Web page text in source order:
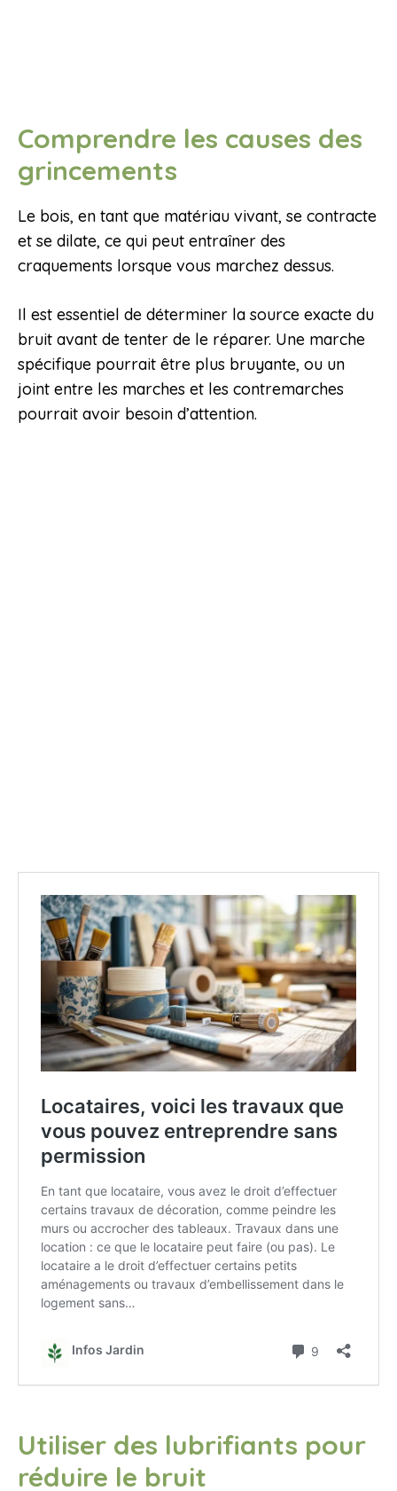
Comprendre les causes des
grincements
Le bois, en tant que matériau vivant, se contracte
et se dilate, ce qui peut entraîner des
craquements lorsque vous marchez dessus.
Il est essentiel de déterminer la source exacte du
bruit avant de tenter de le réparer. Une marche
spécifique pourrait être plus bruyante, ou un
joint entre les marches et les contremarches
pourrait avoir besoin d’attention.
Utiliser des lubrifiants pour
réduire le bruit